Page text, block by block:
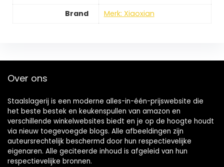
Brand Merk: Xiaoxian
Over ons
Staalslagerij is een moderne alles-in-één-prijswebsite die
het beste bestek en keukenspullen van amazon en
verschillende winkelwebsites biedt en je op de hoogte houdt
via nieuw toegevoegde blogs. Alle afbeeldingen zijn
auteursrechtelijk beschermd door hun respectievelijke
eigenaren. Alle geciteerde inhoud is afgeleid van hun
respectievelijke bronnen.